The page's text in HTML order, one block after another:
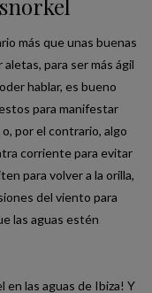
más que unas buenas
para ser más ágil
hablar, es bueno
para manifestar
por el contrario, algo
corriente para evitar
para volver a la orilla,
del viento para
las aguas estén
en las aguas de Ibiza! Y